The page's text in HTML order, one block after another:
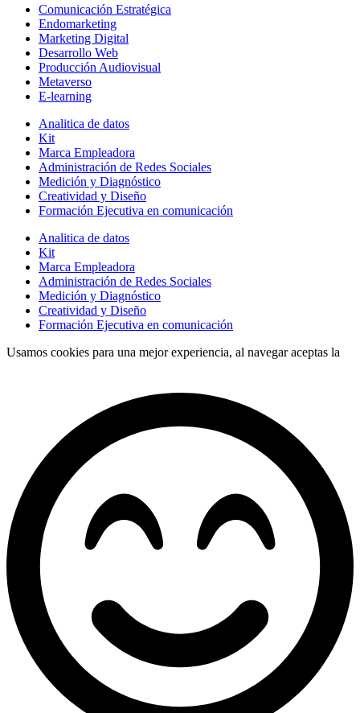
Comunicación Estratégica
Endomarketing
Marketing Digital
Desarrollo Web
Producción Audiovisual
Metaverso
E-learning
Analitica de datos
Kit
Marca Empleadora
Administración de Redes Sociales
Medición y Diagnóstico
Creatividad y Diseño
Formación Ejecutiva en comunicación
Analitica de datos
Kit
Marca Empleadora
Administración de Redes Sociales
Medición y Diagnóstico
Creatividad y Diseño
Formación Ejecutiva en comunicación
Usamos cookies para una mejor experiencia, al navegar aceptas la